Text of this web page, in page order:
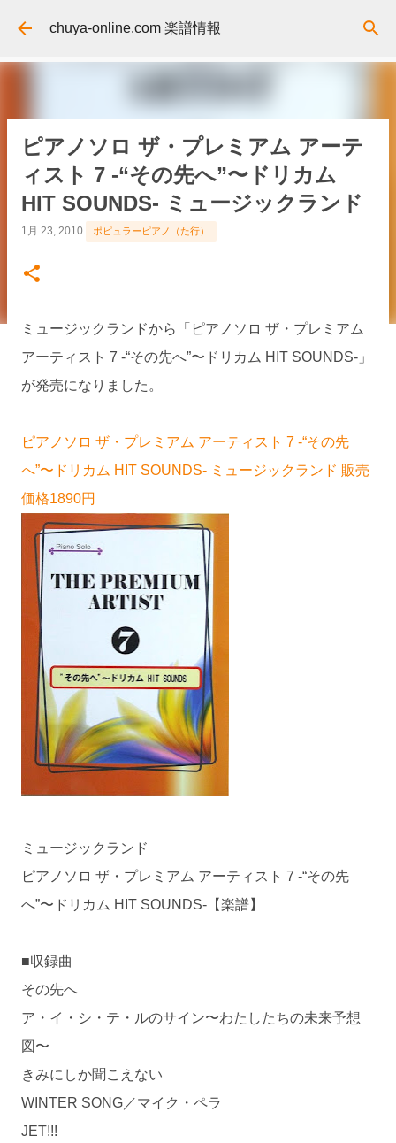
スキップしてメイン コンテンツに移動
chuya-online.com 楽譜情報
ピアノソロ ザ・プレミアム アーテ
ィスト 7 -“その先へ”〜ドリカム
HIT SOUNDS- ミュージックランド
1月 23, 2010 ポピュラーピアノ（た行）
ミュージックランドから「ピアノソロ ザ・プレミアム
アーティスト 7 -“その先へ”〜ドリカム HIT SOUNDS-」
が発売になりました。
ピアノソロ ザ・プレミアム アーティスト 7 -“その先
へ”〜ドリカム HIT SOUNDS- ミュージックランド 販売
価格1890円
ミュージックランド
ピアノソロ ザ・プレミアム アーティスト 7 -“その先
へ”〜ドリカム HIT SOUNDS-【楽譜】
■収録曲
その先へ
ア・イ・シ・テ・ルのサイン〜わたしたちの未来予想
図〜
きみにしか聞こえない
WINTER SONG／マイク・ペラ
JET!!!